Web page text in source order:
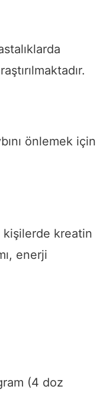
önlemek için
kişilerde kreatin
enerji
(4 doz